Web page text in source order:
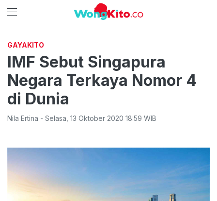
GAYAKITO
IMF Sebut Singapura
Negara Terkaya Nomor 4
di Dunia
Nila Ertina - Selasa 13 Oktober 2020 18:59 WIB